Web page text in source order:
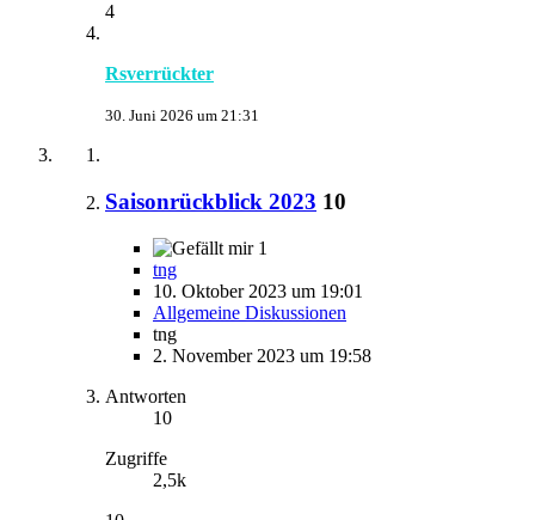
4
Rsverrückter
30. Juni 2026 um 21:31
Saisonrückblick 2023 10
1
tng
10. Oktober 2023 um 19:01
Allgemeine Diskussionen
tng
2. November 2023 um 19:58
Antworten
10
Zugriffe
2,5k